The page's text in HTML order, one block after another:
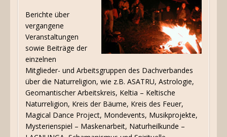
Berichte über
vergangene
Veranstaltungen
sowie Beiträge der
einzelnen
Mitglieder- und Arbeitsgruppen des Dachverbandes
über die Naturreligion, wie z.B. ASATRU, Astrologie,
Geomantischer Arbeitskreis, Keltia – Keltische
Naturreligion, Kreis der Bäume, Kreis des Feuer,
Magical Dance Project, Mondevents, Musikprojekte,
Mysterienspiel – Maskenarbeit, Naturheilkunde –